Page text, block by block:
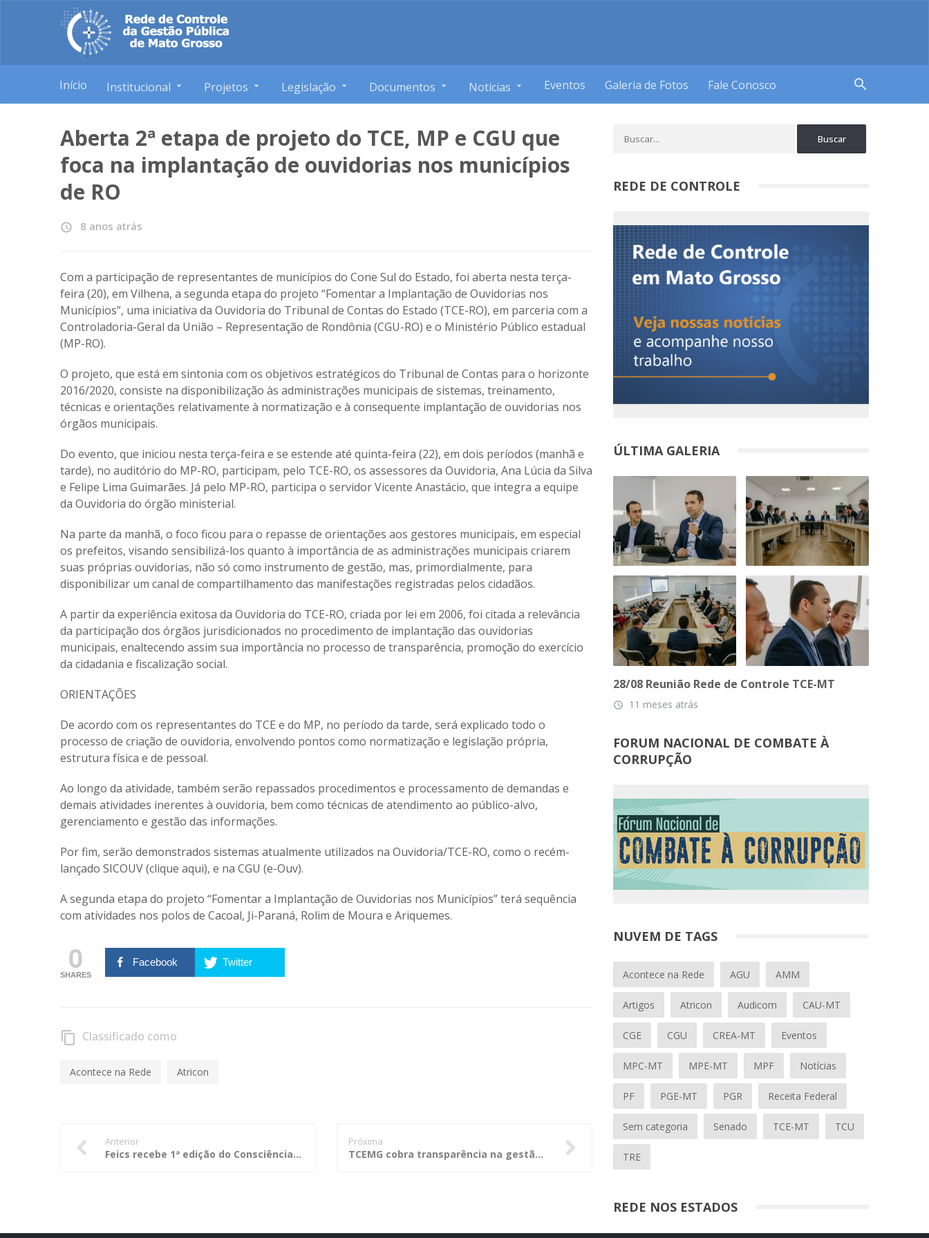
Início Institucional Projetos Legislação Documentos Notícias Eventos Galeria de Fotos Fale Conosco search
Aberta 2ª etapa de projeto do TCE, MP e CGU que
foca na implantação de ouvidorias nos municípios
de RO
access_time 8 anos atrás
Com a participação de representantes de municípios do Cone Sul do Estado, foi aberta nesta terça-
feira (20), em Vilhena, a segunda etapa do projeto “Fomentar a Implantação de Ouvidorias nos
Municípios”, uma iniciativa da Ouvidoria do Tribunal de Contas do Estado (TCE-RO), em parceria com a
Controladoria-Geral da União – Representação de Rondônia (CGU-RO) e o Ministério Público estadual
(MP-RO).
O projeto, que está em sintonia com os objetivos estratégicos do Tribunal de Contas para o horizonte
2016/2020, consiste na disponibilização às administrações municipais de sistemas, treinamento,
técnicas e orientações relativamente à normatização e à consequente implantação de ouvidorias nos
órgãos municipais.
Do evento, que iniciou nesta terça-feira e se estende até quinta-feira (22), em dois períodos (manhã e
tarde), no auditório do MP-RO, participam, pelo TCE-RO, os assessores da Ouvidoria, Ana Lúcia da Silva
e Felipe Lima Guimarães. Já pelo MP-RO, participa o servidor Vicente Anastácio, que integra a equipe
da Ouvidoria do órgão ministerial.
Na parte da manhã, o foco ficou para o repasse de orientações aos gestores municipais, em especial
os prefeitos, visando sensibilizá-los quanto à importância de as administrações municipais criarem
suas próprias ouvidorias, não só como instrumento de gestão, mas, primordialmente, para
disponibilizar um canal de compartilhamento das manifestações registradas pelos cidadãos.
A partir da experiência exitosa da Ouvidoria do TCE-RO, criada por lei em 2006, foi citada a relevância
da participação dos órgãos jurisdicionados no procedimento de implantação das ouvidorias
municipais, enaltecendo assim sua importância no processo de transparência, promoção do exercício
da cidadania e fiscalização social.
ORIENTAÇÕES
De acordo com os representantes do TCE e do MP, no período da tarde, será explicado todo o
processo de criação de ouvidoria, envolvendo pontos como normatização e legislação própria,
estrutura física e de pessoal.
Ao longo da atividade, também serão repassados procedimentos e processamento de demandas e
demais atividades inerentes à ouvidoria, bem como técnicas de atendimento ao público-alvo,
gerenciamento e gestão das informações.
Por fim, serão demonstrados sistemas atualmente utilizados na Ouvidoria/TCE-RO, como o recém-
lançado SICOUV (clique aqui), e na CGU (e-Ouv).
A segunda etapa do projeto “Fomentar a Implantação de Ouvidorias nos Municípios” terá sequência
com atividades nos polos de Cacoal, Ji-Paraná, Rolim de Moura e Ariquemes.
0
SHARES
Facebook Twitter
content_copy Classificado como
Acontece na Rede Atricon
Anterior
Feics recebe 1ª edição do Consciência Cidadã nas Universidades em 2018
Próxima
TCEMG cobra transparência na gestão de fundo estadual das bacias hidrográficas
REDE DE CONTROLE
ÚLTIMA GALERIA
28/08 Reunião Rede de Controle TCE-MT
access_time 11 meses atrás
FORUM NACIONAL DE COMBATE À
CORRUPÇÃO
NUVEM DE TAGS
Acontece na Rede AGU AMM
Artigos Atricon Audicom CAU-MT
CGE CGU CREA-MT Eventos
MPC-MT MPE-MT MPF Notícias
PF PGE-MT PGR Receita Federal
Sem categoria Senado TCE-MT TCU
TRE
REDE NOS ESTADOS